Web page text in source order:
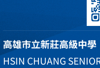
高雄市立新莊高級中學
HSIN CHUANG